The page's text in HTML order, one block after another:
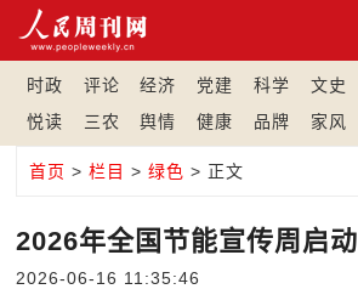
时政 评论 经济 党建 科学 文史
悦读
三农 舆情 健康 品牌 家风
首页 >栏目 >绿色 > 正文
2026年全国节能宣传周启动
2026-06-16 11:35:46